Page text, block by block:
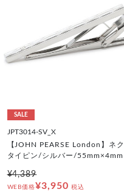
SALE
JPT3014-SV_X
【JOHN PEARSE London】ネク
タイピン/シルバー/55mm×4mm
¥4,389
WEB価格¥3,950 税込